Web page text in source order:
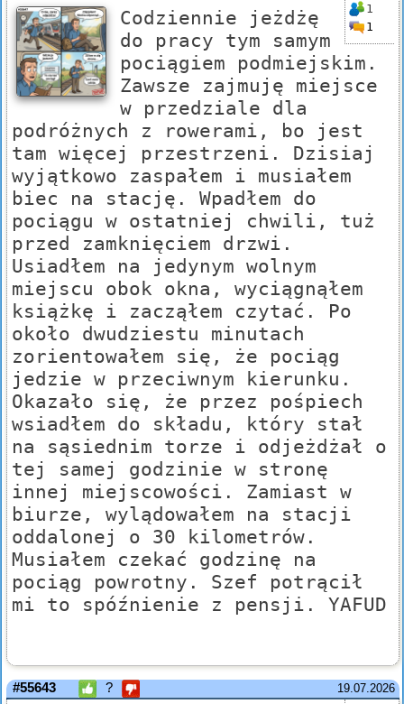
1
1
Codziennie jeżdżę
do pracy tym samym
pociągiem podmiejskim.
Zawsze zajmuję miejsce
w przedziale dla
podróżnych z rowerami, bo jest
tam więcej przestrzeni. Dzisiaj
wyjątkowo zaspałem i musiałem
biec na stację. Wpadłem do
pociągu w ostatniej chwili, tuż
przed zamknięciem drzwi.
Usiadłem na jedynym wolnym
miejscu obok okna, wyciągnąłem
książkę i zacząłem czytać. Po
około dwudziestu minutach
zorientowałem się, że pociąg
jedzie w przeciwnym kierunku.
Okazało się, że przez pośpiech
wsiadłem do składu, który stał
na sąsiednim torze i odjeżdżał o
tej samej godzinie w stronę
innej miejscowości. Zamiast w
biurze, wylądowałem na stacji
oddalonej o 30 kilometrów.
Musiałem czekać godzinę na
pociąg powrotny. Szef potrącił
mi to spóźnienie z pensji. YAFUD
19.07.2026
#55643 ?